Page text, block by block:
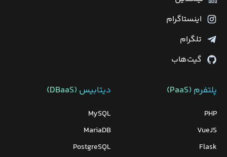
اینستاگرام
تلگرام
گیت‌هاب
پلتفرم (PaaS)
PHP
VueJS
Flask
دیتابیس‌ (DBaaS)
MySQL
MariaDB
PostgreSQL